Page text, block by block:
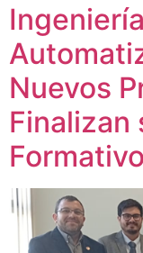
Nuevos
Finalizan
Formativo